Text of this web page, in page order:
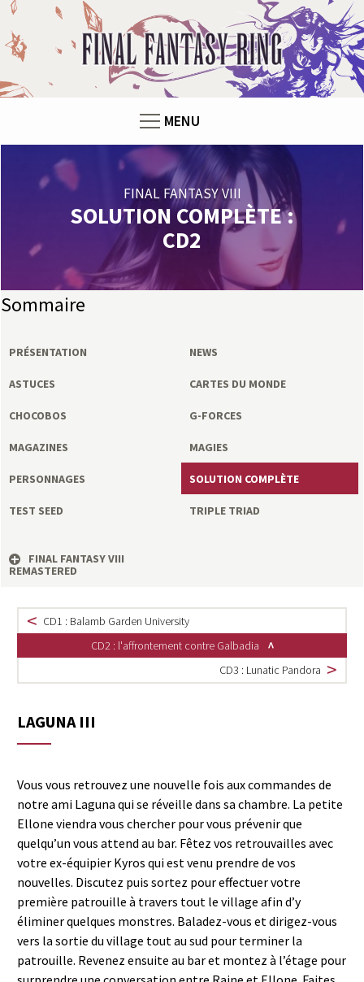
F
n
n
s
y
R
n
MENU
FINAL FANTASY VIII
SOLUTION COMPLÈTE :
CD2
CD1 : Balamb Garden University
CD2 : l'affrontement contre Galbadia
CD3 : Lunatic Pandora
LAGUNA III
Vous vous retrouvez une nouvelle fois aux commandes de
notre ami Laguna qui se réveille dans sa chambre. La petite
Ellone viendra vous chercher pour vous prévenir que
quelqu’un vous attend au bar. Fêtez vos retrouvailles avec
votre ex-équipier Kyros qui est venu prendre de vos
nouvelles. Discutez puis sortez pour effectuer votre
première patrouille à travers tout le village afin d’y
éliminer quelques monstres. Baladez-vous et dirigez-vous
vers la sortie du village tout au sud pour terminer la
patrouille. Revenez ensuite au bar et montez à l’étage pour
Sommaire
PRÉSENTATION NEWS
ASTUCES CARTES DU MONDE
CHOCOBOS G-FORCES
MAGAZINES MAGIES
PERSONNAGES SOLUTION COMPLÈTE
TEST SEED TRIPLE TRIAD
FINAL FANTASY VIII
REMASTERED